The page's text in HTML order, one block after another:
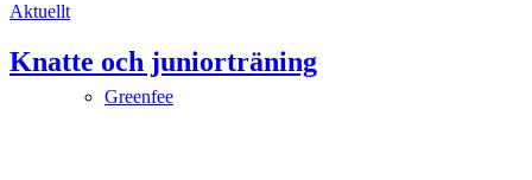
Greenfee
Aktuellt
Knatte och juniorträning